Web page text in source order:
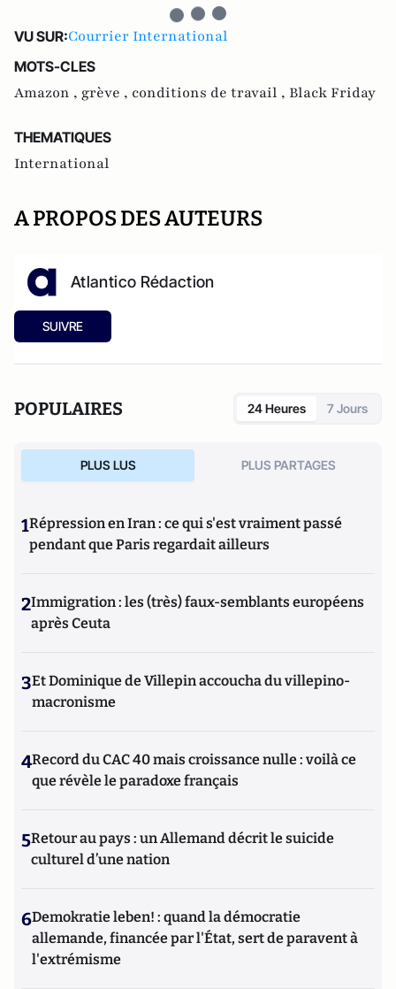
VU SUR:Courrier International
MOTS-CLES
Amazon , grève , conditions de travail , Black Friday
THEMATIQUES
International
A PROPOS DES AUTEURS
Atlantico Rédaction
SUIVRE
POPULAIRES 24 Heures 7 Jours
PLUS LUS PLUS PARTAGES
1Répression en Iran : ce qui s'est vraiment passé
pendant que Paris regardait ailleurs
2Immigration : les (très) faux-semblants européens
après Ceuta
3Et Dominique de Villepin accoucha du villepino-
macronisme
4Record du CAC 40 mais croissance nulle : voilà ce
que révèle le paradoxe français
5Retour au pays : un Allemand décrit le suicide
culturel d’une nation
6Demokratie leben! : quand la démocratie
allemande, financée par l'État, sert de paravent à
l'extrémisme